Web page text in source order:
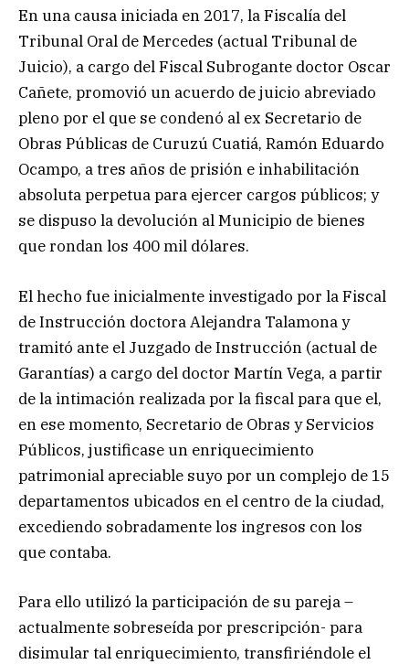
En una causa iniciada en 2017, la Fiscalía del
Tribunal Oral de Mercedes (actual Tribunal de
Juicio), a cargo del Fiscal Subrogante doctor Oscar
Cañete, promovió un acuerdo de juicio abreviado
pleno por el que se condenó al ex Secretario de
Obras Públicas de Curuzú Cuatiá, Ramón Eduardo
Ocampo, a tres años de prisión e inhabilitación
absoluta perpetua para ejercer cargos públicos; y
se dispuso la devolución al Municipio de bienes
que rondan los 400 mil dólares.
El hecho fue inicialmente investigado por la Fiscal
de Instrucción doctora Alejandra Talamona y
tramitó ante el Juzgado de Instrucción (actual de
Garantías) a cargo del doctor Martín Vega, a partir
de la intimación realizada por la fiscal para que el,
en ese momento, Secretario de Obras y Servicios
Públicos, justificase un enriquecimiento
patrimonial apreciable suyo por un complejo de 15
departamentos ubicados en el centro de la ciudad,
excediendo sobradamente los ingresos con los
que contaba.
Para ello utilizó la participación de su pareja –
actualmente sobreseída por prescripción- para
disimular tal enriquecimiento, transfiriéndole el